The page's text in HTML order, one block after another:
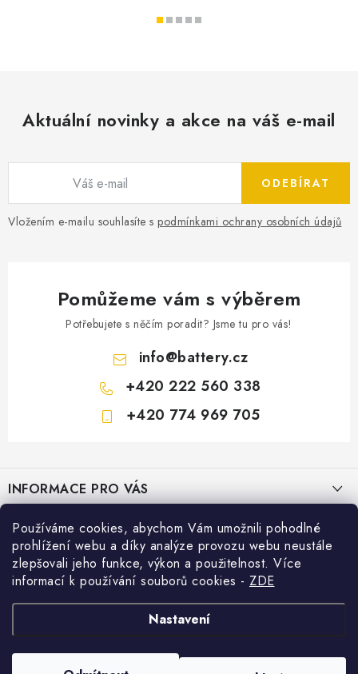
Používáme cookies, abychom Vám umožnili pohodlné
prohlížení webu a díky analýze provozu webu neustále
zlepšovali jeho funkce, výkon a použitelnost. Více
informací k používání souborů cookies - ZDE
Nastavení
Aktuální novinky a akce na váš e-mail
Vložením e-mailu souhlasíte s podmínkami ochrany osobních údajů
ODEBÍRAT
Pomůžeme vám s výběrem
Potřebujete s něčím poradit? Jsme tu pro vás!
info@battery.cz
+420 222 560 338
+420 774 969 705
pINFORMACE PRO VÁS
KONTAKTY
POŠTOVNÉ A DOPRAVA
KONFIGURÁTOR AUTOBATERIÍ
PRODEJNY BATTERY.CZ
Prodejna Brno - Pražákova ul.
Prodejna Praha - Brožíkova ul.
Prodejna Ústí n. Labem - Žižkova ul.
Konfigurátor AUTOBATERIE
Konfigurátor AUTOBATERIE
Vyhledávání
HLEDAT